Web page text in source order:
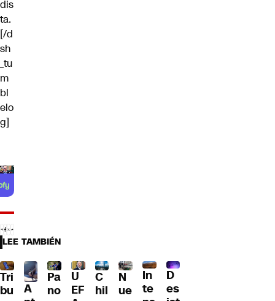
dis
ta.
[/d
sh
_tu
m
bl
elo
g]
LEE TAMBIÉN
Tri
bu
A
Pa
no
U
EF
C
hil
N
ue
In
te
D
es